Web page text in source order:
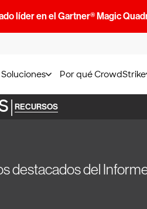
líder en el Gartner® Magic
Soluciones Por qué CrowdStrike
| RECURSOS
destacados del